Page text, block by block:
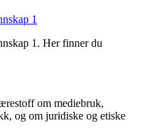
1
1. Her finner du
om mediebruk,
og om juridiske og etiske